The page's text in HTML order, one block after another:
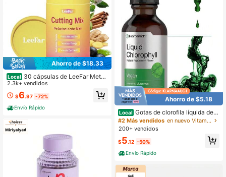
Ahorro de $18.33
Local 30 cápsulas de LeeFar Metab
olic Blend Powder - Mezcla para be
bida para definir músculos - Berberi
na, cromo, FOS, yerba mate
2.3k+ vendidos
$6.97 -72%
Envío Rápido
Ahorro de $5.18
Local Gotas de clorofila líquida de 5
7 g (2 oz), sin OGM, sabor natural a
menta, de Horbaach.
#2 Más vendidos
en nuevo Vitaminas/Minerales
200+ vendidos
$5.12 -50%
Envío Rápido